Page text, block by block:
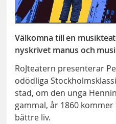
Välkomna till en
nyskrivet manus och
RoJteatern presenterar
odödliga
stad, om den unga
gammal, år 1860
bättre liv.